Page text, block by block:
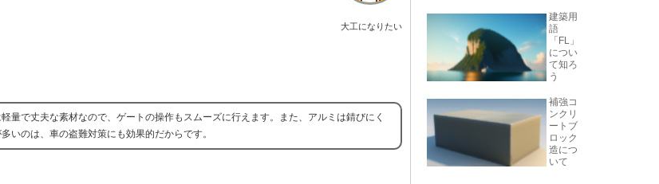
大工になりたい
量で丈夫な素材なので、ゲートの操作もスムーズに行えます。また、アルミは錆びにく
いのは、車の盗難対策にも効果的だからです。
建築用
語
「FL」
につい
て知ろ
う
補強コ
ンクリ
ートブ
ロック
造につ
いて